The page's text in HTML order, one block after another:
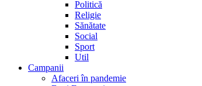
Politică
Religie
Sănătate
Social
Sport
Util
Campanii
Afaceri în pandemie